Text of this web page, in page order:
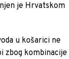
je Hrvatskom
u košarici ne
zbog kombinacije